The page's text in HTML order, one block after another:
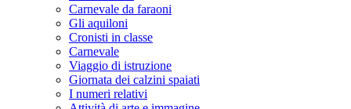
Carnevale da faraoni
Gli aquiloni
Cronisti in classe
Carnevale
Viaggio di istruzione
Giornata dei calzini spaiati
I numeri relativi